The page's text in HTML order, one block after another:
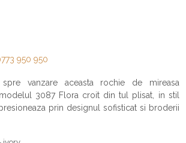
950 950
vanzare aceasta rochie de mireasa
3087 Flora croit din tul plisat, in stil
prin designul sofisticat si broderii